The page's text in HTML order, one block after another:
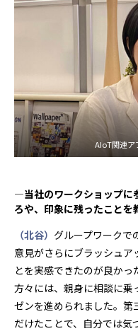
AIoT関連ア
―当社のワークショップに
ろや、印象に残ったことを
（北谷） グループワークで
意見がさらにブラッシュア
とを実感できたのが良か
方々には、親身に相談に乗
ゼンを進められました。第
だけたことで、自分では気